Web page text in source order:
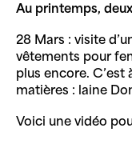
Au printemps,
28 Mars : visite
vêtements pour
plus encore.
matières : laine
Voici une vidéo